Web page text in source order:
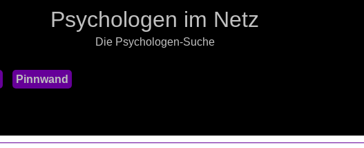
Psychologen im Netz
Die Psychologen-Suche
Pinnwand